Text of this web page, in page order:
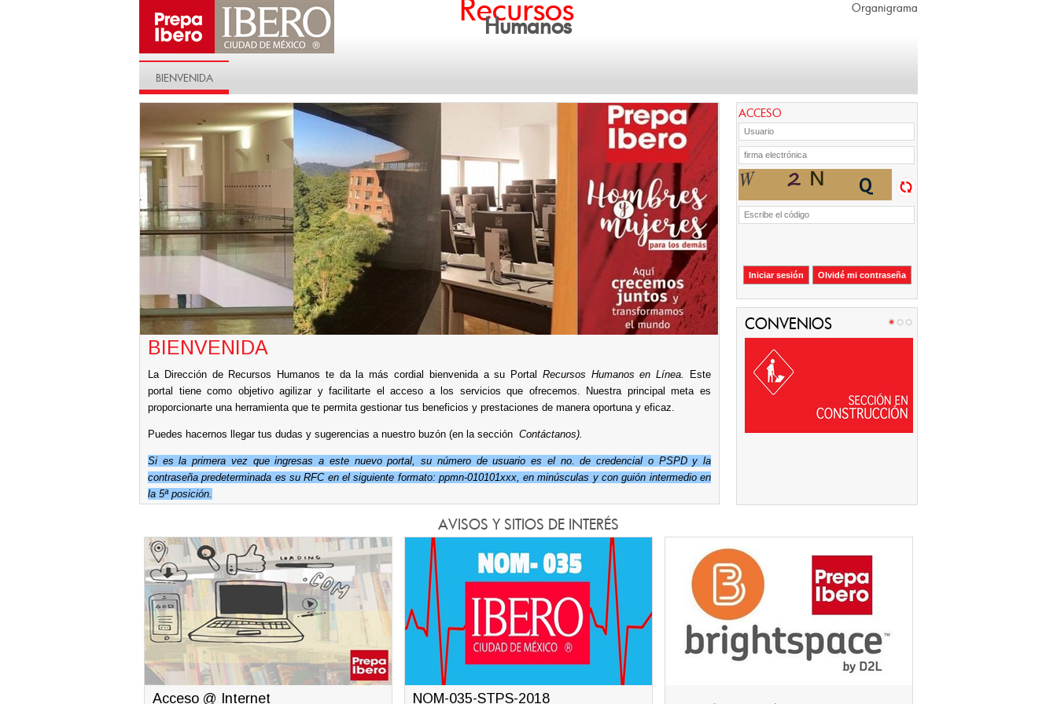
Recursos
Humanos
Organigrama
BIENVENIDA
BIENVENIDA
La Dirección de Recursos Humanos te da la más cordial bienvenida a su Portal Recursos Humanos en Línea.
Este
portal tiene como objetivo agilizar y facilitarte el acceso a los servicios que ofrecemos. Nuestra principal meta es
proporcionarte una herramienta que te permita gestionar tus beneficios y prestaciones de manera oportuna y eficaz.
Puedes hacernos llegar tus dudas y sugerencias a nuestro buzón (en la sección Contáctanos).
Si es la primera vez que ingresas a este nuevo portal, su número de usuario es el no. de credencial o PSPD y la
contraseña predeterminada es su RFC en el siguiente formato: ppmn-010101xxx, en minúsculas y con guión intermedio en
la 5ª posición.
ACCESO
Iniciar sesión Olvidé mi contraseña
CONVENIOS
AVISOS Y SITIOS DE INTERÉS
Acceso @ Internet NOM-035-STPS-2018